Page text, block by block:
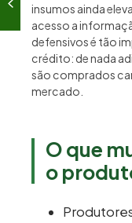
insumos ainda
acesso a
defensivos é tão
crédito: de nada
são comprados
mercado.
O que
o